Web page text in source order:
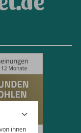
ihnen